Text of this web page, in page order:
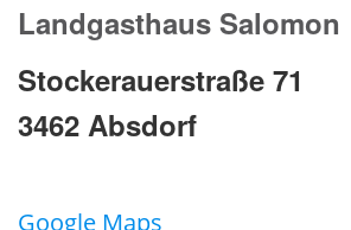
Landgasthaus Salomon
Stockerauerstraße 71
3462 Absdorf
Google Maps